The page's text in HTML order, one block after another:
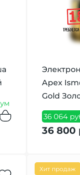
Apex
Gold
36 064
36 800
Хит продаж